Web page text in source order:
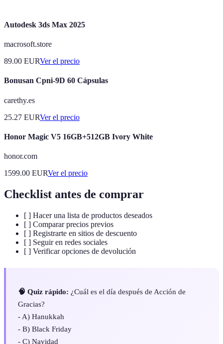
Autodesk 3ds Max 2025
macrosoft.store
89.00 EURVer el precio
Bonusan Cpni-9D 60 Cápsulas
carethy.es
25.27 EURVer el precio
Honor Magic V5 16GB+512GB Ivory White
honor.com
1599.00 EURVer el precio
Checklist antes de comprar
[ ] Hacer una lista de productos deseados
[ ] Comparar precios previos
[ ] Registrarte en sitios de descuento
[ ] Seguir en redes sociales
[ ] Verificar opciones de devolución
🧠 Quiz rápido: ¿Cuál es el día después de Acción de
Gracias?
- A) Hanukkah
- B) Black Friday
- C) Navidad